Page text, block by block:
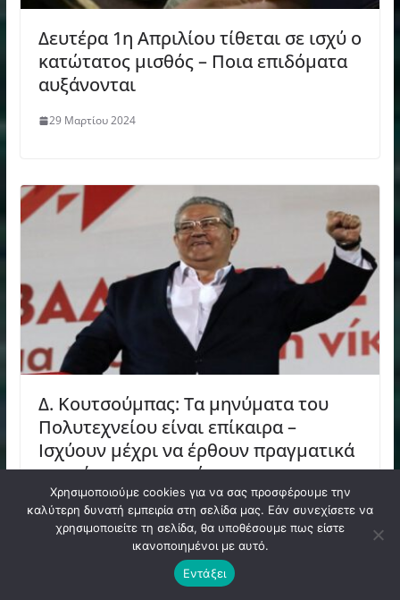
Δευτέρα 1η Απριλίου τίθεται σε ισχύ ο
κατώτατος μισθός – Ποια επιδόματα
αυξάνονται
29 Μαρτίου 2024
Δ. Κουτσούμπας: Τα μηνύματα του
Πολυτεχνείου είναι επίκαιρα –
Ισχύουν μέχρι να έρθουν πραγματικά
«οι μέρες του φωτός»
17 Νοεμβρίου 2025
Χρησιμοποιούμε cookies για να σας προσφέρουμε την
καλύτερη δυνατή εμπειρία στη σελίδα μας. Εάν συνεχίσετε να
χρησιμοποιείτε τη σελίδα, θα υποθέσουμε πως είστε
ικανοποιημένοι με αυτό.
Εντάξει